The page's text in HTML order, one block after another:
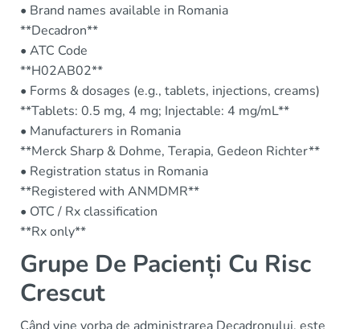
• Brand names available in Romania
**Decadron**
• ATC Code
**H02AB02**
• Forms & dosages (e.g., tablets, injections, creams)
**Tablets: 0.5 mg, 4 mg; Injectable: 4 mg/mL**
• Manufacturers in Romania
**Merck Sharp & Dohme, Terapia, Gedeon Richter**
• Registration status in Romania
**Registered with ANMDMR**
• OTC / Rx classification
**Rx only**
Grupe De Pacienți Cu Risc
Crescut